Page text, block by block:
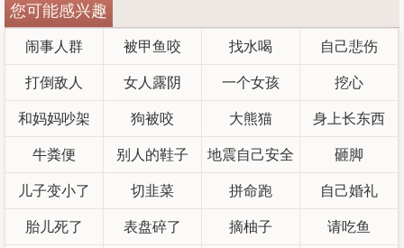
您可能感兴趣
闹事人群 被甲鱼咬 找水喝 自己悲伤
打倒敌人 女人露阴 一个女孩 挖心
和妈妈吵架 狗被咬 大熊猫 身上长东西
牛粪便 别人的鞋子 地震自己安全 砸脚
儿子变小了 切韭菜 拼命跑 自己婚礼
胎儿死了 表盘碎了 摘柚子 请吃鱼